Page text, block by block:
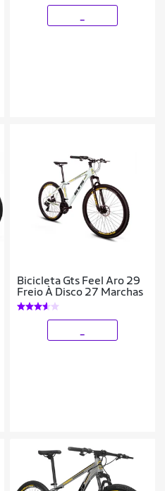
Bicicleta Gts Feel Aro 29
Freio À Disco 27 Marchas